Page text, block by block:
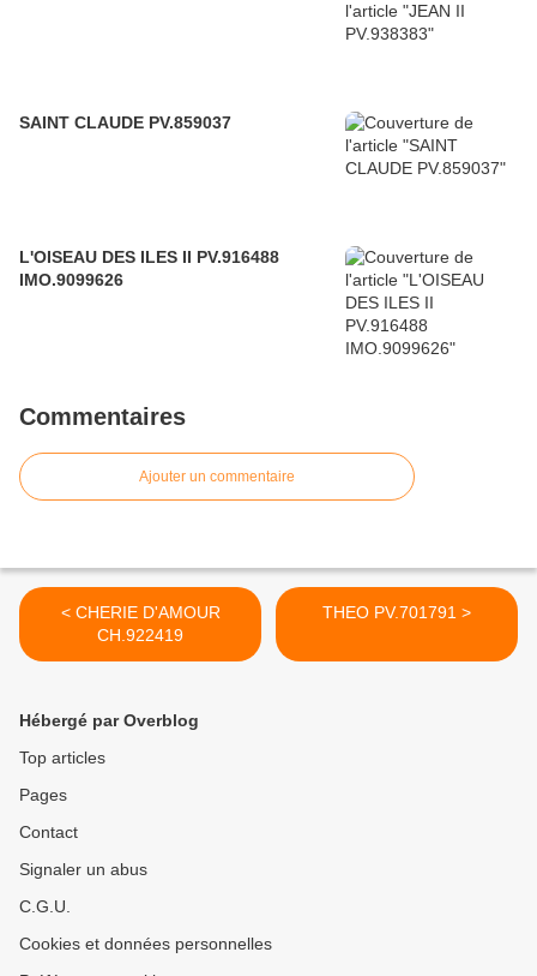
SAINT CLAUDE PV.859037
L'OISEAU DES ILES II PV.916488
IMO.9099626
Commentaires
Ajouter un commentaire
< CHERIE D'AMOUR
CH.922419
THEO PV.701791 >
Hébergé par Overblog
Top articles
Pages
Contact
Signaler un abus
C.G.U.
Cookies et données personnelles